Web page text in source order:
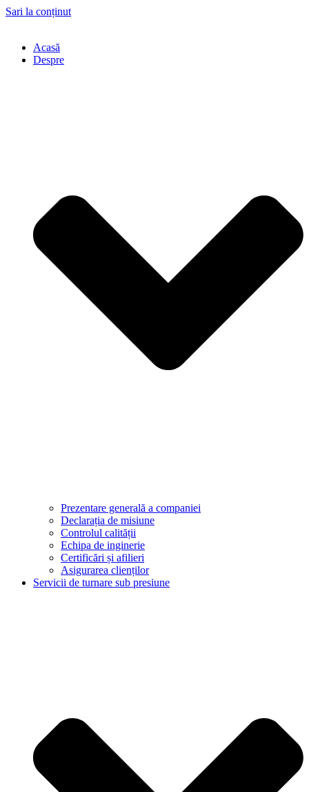
Sari la conținut
Acasă
Despre
Prezentare generală a companiei
Declarația de misiune
Controlul calității
Echipa de inginerie
Certificări și afilieri
Asigurarea clienților
Servicii de turnare sub presiune